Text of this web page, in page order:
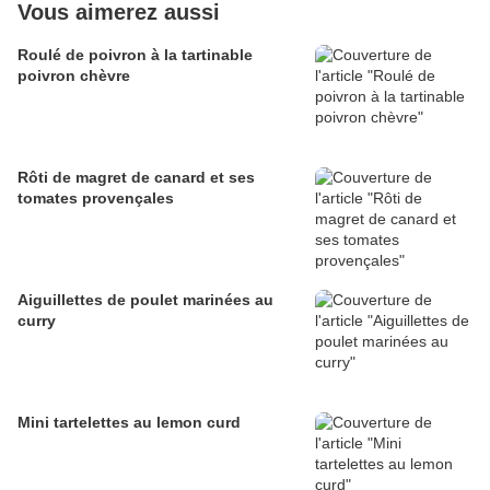
Vous aimerez aussi
Roulé de poivron à la tartinable
poivron chèvre
Rôti de magret de canard et ses
tomates provençales
Aiguillettes de poulet marinées au
curry
Mini tartelettes au lemon curd